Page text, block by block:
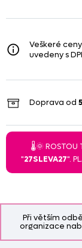
Při větším
organizace
Veškeré
uvedeny s
Doprava od
🌡️🌞 ROSTOU
"27SLEVA27".